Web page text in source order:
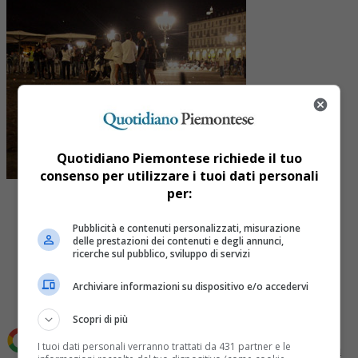
Tweet
Aggiungi Quotidiano Piemontese come Fonte preferita
Quotidiano Piemontese richiede il tuo
consenso per utilizzare i tuoi dati personali
per:
Pubblicità e contenuti personalizzati, misurazione
delle prestazioni dei contenuti e degli annunci,
ricerche sul pubblico, sviluppo di servizi
Archiviare informazioni su dispositivo e/o accedervi
Scopri di più
I tuoi dati personali verranno trattati da 431 partner e le